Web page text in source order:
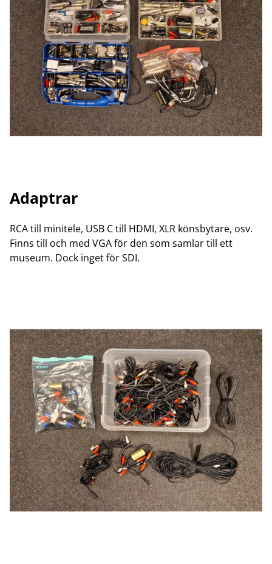
Adaptrar
RCA till minitele, USB C till HDMI, XLR könsbytare, osv.
Finns till och med VGA för den som samlar till ett
museum. Dock inget för SDI.